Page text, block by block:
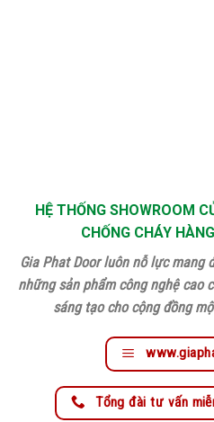
HỆ THỐNG SHOWROOM
CHỐNG CHÁY
Gia Phat Door luôn nỗ lực mang
những sản phẩm công nghệ cao
sáng tạo cho cộng đồng
Tổng đài tư vấn